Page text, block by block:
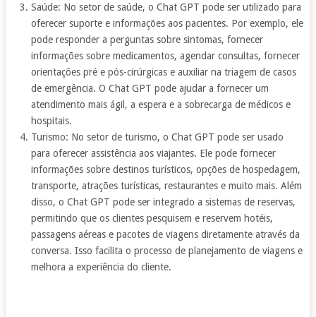
Saúde: No setor de saúde, o Chat GPT pode ser utilizado para
oferecer suporte e informações aos pacientes. Por exemplo, ele
pode responder a perguntas sobre sintomas, fornecer
informações sobre medicamentos, agendar consultas, fornecer
orientações pré e pós-cirúrgicas e auxiliar na triagem de casos
de emergência. O Chat GPT pode ajudar a fornecer um
atendimento mais ágil, a espera e a sobrecarga de médicos e
hospitais.
Turismo: No setor de turismo, o Chat GPT pode ser usado
para oferecer assistência aos viajantes. Ele pode fornecer
informações sobre destinos turísticos, opções de hospedagem,
transporte, atrações turísticas, restaurantes e muito mais. Além
disso, o Chat GPT pode ser integrado a sistemas de reservas,
permitindo que os clientes pesquisem e reservem hotéis,
passagens aéreas e pacotes de viagens diretamente através da
conversa. Isso facilita o processo de planejamento de viagens e
melhora a experiência do cliente.